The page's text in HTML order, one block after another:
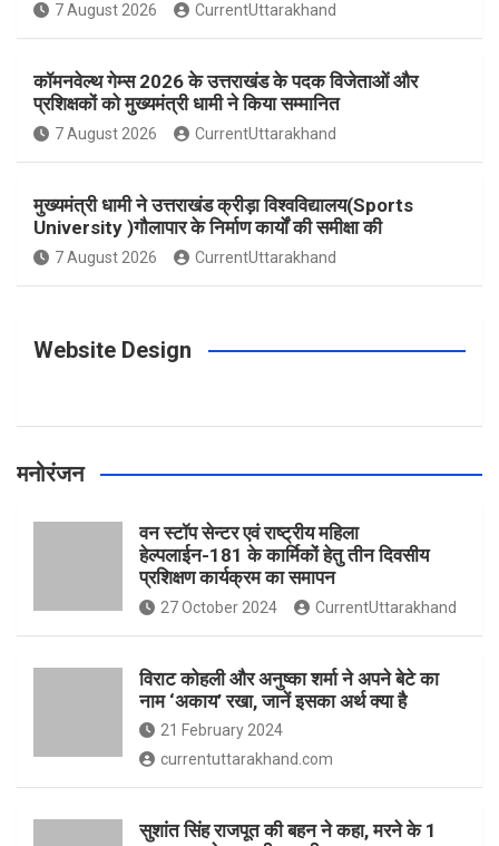
b
o
k
a
g
a
e
r
s
t
e
u
7 August 2026 CurrentUttarakhand
कॉमनवेल्थ गेम्स 2026 के उत्तराखंड के पदक विजेताओं और
प्रशिक्षकों को मुख्यमंत्री धामी ने किया सम्मानित
7 August 2026 CurrentUttarakhand
मुख्यमंत्री धामी ने उत्तराखंड क्रीड़ा विश्वविद्यालय(Sports
University )गौलापार के निर्माण कार्यों की समीक्षा की
7 August 2026 CurrentUttarakhand
Website Design
मनोरंजन
वन स्टॉप सेन्टर एवं राष्ट्रीय महिला
हेल्पलाईन-181 के कार्मिकों हेतु तीन दिवसीय
प्रशिक्षण कार्यक्रम का समापन
27 October 2024 CurrentUttarakhand
विराट कोहली और अनुष्का शर्मा ने अपने बेटे का
नाम ‘अकाय’ रखा, जानें इसका अर्थ क्‍या है
21 February 2024
currentuttarakhand.com
सुशांत सिंह राजपूत की बहन ने कहा, मरने के 1